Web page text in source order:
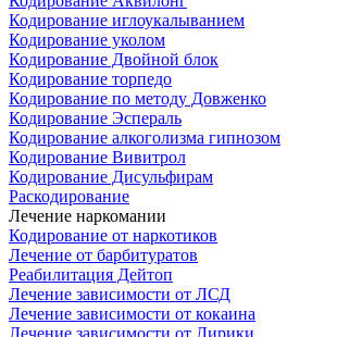
Кодирование иглоукалыванием
Кодирование уколом
Кодирование Двойной блок
Кодирование торпедо
Кодирование по методу Довженко
Кодирование Эспераль
Кодирование алкоголизма гипнозом
Кодирование Вивитрол
Кодирование Дисульфирам
Раскодирование
Лечение наркомании
Кодирование от наркотиков
Лечение от барбитуратов
Реабилитация Дейтоп
Лечение зависимости от ЛСД
Лечение зависимости от кокаина
Лечение зависимости от Лирики